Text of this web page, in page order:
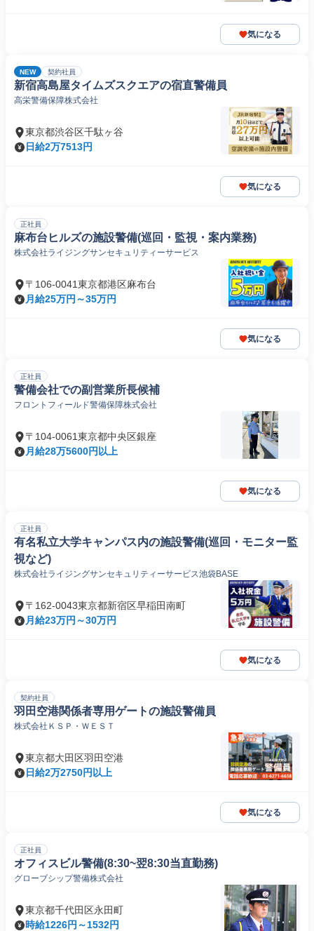
気になる
NEW 契約社員
新宿高島屋タイムズスクエアの宿直警備員
高栄警備保障株式会社
東京都渋谷区千駄ヶ谷
日給2万7513円
気になる
正社員
麻布台ヒルズの施設警備(巡回・監視・案内業務)
株式会社ライジングサンセキュリティーサービス
〒106-0041東京都港区麻布台
月給25万円～35万円
気になる
正社員
警備会社での副営業所⻑候補
フロントフィールド警備保障株式会社
〒104-0061東京都中央区銀座
月給28万5600円以上
気になる
正社員
有名私立大学キャンパス内の施設警備(巡回・モニター監
視など)
株式会社ライジングサンセキュリティーサービス池袋BASE
〒162-0043東京都新宿区早稲田南町
月給23万円～30万円
気になる
契約社員
羽田空港関係者専用ゲートの施設警備員
株式会社ＫＳＰ・ＷＥＳＴ
東京都大田区羽田空港
日給2万2750円以上
気になる
正社員
オフィスビル警備(8:30~翌8:30当直勤務)
グローブシップ警備株式会社
東京都千代田区永田町
時給1226円～1532円